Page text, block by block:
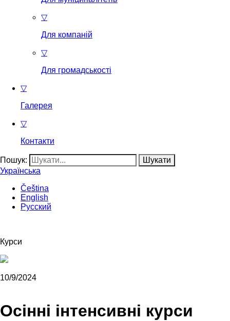
▽
Для компаній
▽
Для громадськості
▽
Галерея
▽
Контакти
Пошук:
Українська
Čeština
English
Русский
Курси
10/9/2024
Осінні інтенсивні курси